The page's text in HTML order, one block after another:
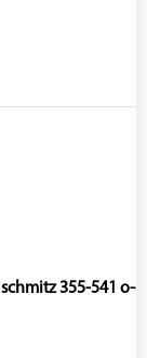
355-541 o-o